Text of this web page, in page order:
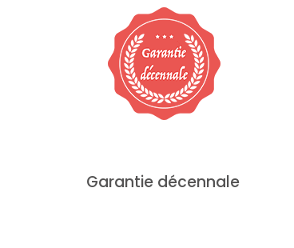
Garantie décennale